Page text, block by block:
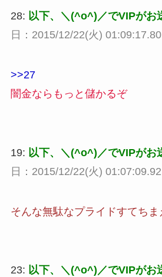
28: 以下、＼(^o^)／でVIPがお
日：2015/12/22(火)
>>27
闇金ならもっと儲かるぞ
19: 以下、＼(^o^)／でVIPがお
日：2015/12/22(火)
そんな無駄なプライドすてちま
23: 以下、＼(^o^)／でVIPがお